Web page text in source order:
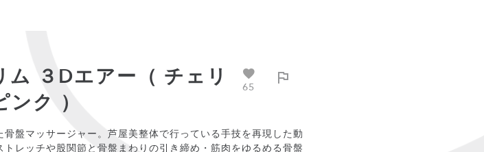
３Dエアー（ チェリ
ンク ）
65
盤マッサージャー。芦屋美整体で行っている手技を再現した動
レッチや股関節と骨盤まわりの引き締め・筋肉をゆるめる骨盤